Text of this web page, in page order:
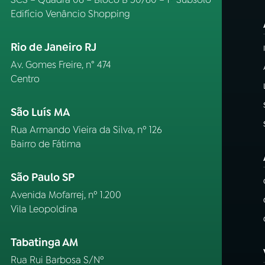
Edifício Venâncio Shopping
Rio de Janeiro RJ
Av. Gomes Freire, n° 474
Centro
São Luís MA
Rua Armando Vieira da Silva, nº 126
Bairro de Fátima
São Paulo SP
Avenida Mofarrej, nº 1.200
Vila Leopoldina
Tabatinga AM
Rua Rui Barbosa S/Nº